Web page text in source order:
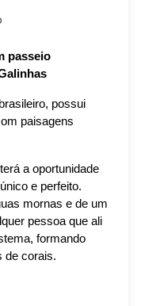
passeio
possui
paisagens
a oportunidade
e perfeito.
mornas e de um
pessoa que ali
formando
de corais.